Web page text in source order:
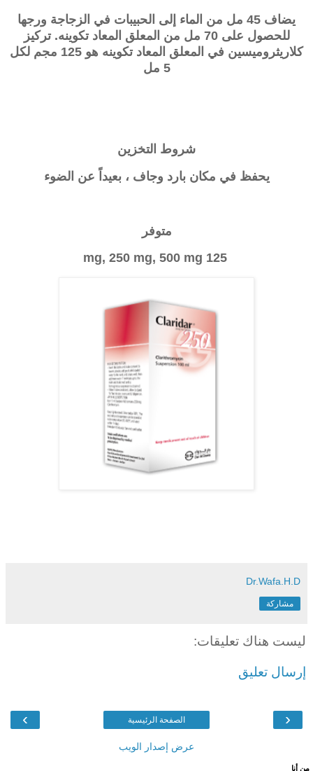
يضاف 45 مل من الماء إلى الحبيبات في الزجاجة ورجها
للحصول على 70 مل من المعلق المعاد تكوينه. تركيز
كلاريثروميسين في المعلق المعاد تكوينه هو 125 مجم لكل
5 مل
شروط التخزين
يحفظ في مكان بارد وجاف ، بعيداً عن الضوء
متوفر
125 mg, 250 mg, 500 mg
Dr.Wafa.H.D
مشاركة
ليست هناك تعليقات:
إرسال تعليق
‹
› الصفحة الرئيسية
عرض إصدار الويب
من أنا